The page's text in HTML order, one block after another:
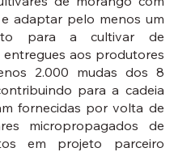
adaptar pelo menos um
para a cultivar de
entregues aos produtores
2.000 mudas dos 8
para a cadeia
fornecidas por volta de
micropropagados de
em projeto parceiro